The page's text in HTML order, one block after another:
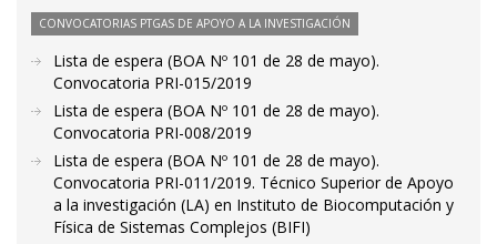
CONVOCATORIAS PTGAS DE APOYO A LA INVESTIGACIÓN
Lista de espera (BOA Nº 101 de 28 de mayo).
Convocatoria PRI-015/2019
Lista de espera (BOA Nº 101 de 28 de mayo).
Convocatoria PRI-008/2019
Lista de espera (BOA Nº 101 de 28 de mayo).
Convocatoria PRI-011/2019. Técnico Superior de Apoyo
a la investigación (LA) en Instituto de Biocomputación y
Física de Sistemas Complejos (BIFI)